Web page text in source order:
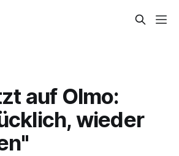
auf Olmo:
wieder